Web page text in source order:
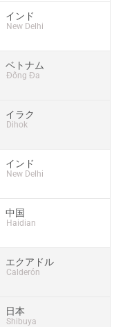
インド
New Delhi
ベトナム
Đống Đa
イラク
Dihok
インド
New Delhi
中国
Haidian
エクアドル
Calderón
日本
Shibuya